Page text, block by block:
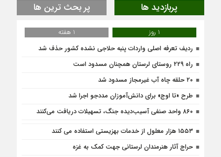
پربازدید ها پر بحث ترین ها
1 روز
1 هفته
ردیف تعرفه اصلی واردات پنبه حلاجی نشده کشور حذف شد
راه ۲۲۹ روستای لرستان همچنان مسدود است
۲۰ حلقه چاه آب غیرمجاز مسدود شد
طرح «تا اوج» برای دانش‌آموزان مددجو اجرا شد
۸۶۰ واحد صنفی آسیب‌دیده جنگ، تسهیلات دریافت می‌کنند
۱۵۵۳ هزار معلول از خدمات بهزیستی استفاده می کنند
حراج آثار هنرمندان لرستانی جهت کمک به غزه